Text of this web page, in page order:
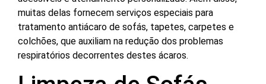
muitas delas fornecem serviços especiais para
tratamento antiácaro de sofás, tapetes, carpetes e
colchões, que auxiliam na redução dos problemas
respiratórios decorrentes destes ácaros.